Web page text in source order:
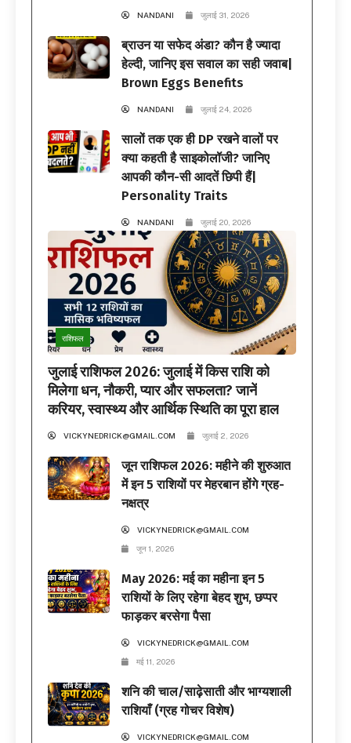
NANDANI जुलाई 31, 2026
ब्राउन या सफेद अंडा? कौन है ज्यादा
हेल्दी, जानिए इस सवाल का सही जवाब|
Brown Eggs Benefits
NANDANI जुलाई 24, 2026
सालों तक एक ही DP रखने वालों पर
क्या कहती है साइकोलॉजी? जानिए
आपकी कौन-सी आदतें छिपी हैं|
Personality Traits
NANDANI जुलाई 20, 2026
राशिफल
जुलाई राशिफल 2026: जुलाई में किस राशि को
मिलेगा धन, नौकरी, प्यार और सफलता? जानें
करियर, स्वास्थ्य और आर्थिक स्थिति का पूरा हाल
VICKYNEDRICK@GMAIL.COM जुलाई 2, 2026
जून राशिफल 2026: महीने की शुरुआत
में इन 5 राशियों पर मेहरबान होंगे ग्रह-
नक्षत्र
VICKYNEDRICK@GMAIL.COM
जून 1, 2026
May 2026: मई का महीना इन 5
राशियों के लिए रहेगा बेहद शुभ, छप्पर
फाड़कर बरसेगा पैसा
VICKYNEDRICK@GMAIL.COM
मई 11, 2026
शनि की चाल/साढ़ेसाती और भाग्यशाली
राशियाँ (ग्रह गोचर विशेष)
VICKYNEDRICK@GMAIL.COM